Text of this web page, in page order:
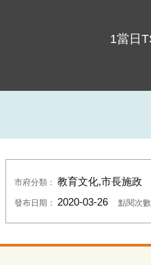
1當日
市府分類： 教育文化,市長施政
發布日期： 2020-03-26 點閱次數